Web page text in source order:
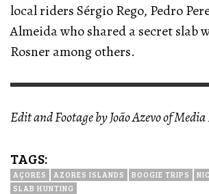
local riders Sérgio Rego, Pedro
Almeida who shared a secret slab
Rosner among others.
Edit and Footage by João Azevo of
TAGS:
AÇORES AZORES ISLANDS BOOGIE TRIPS
SLAB HUNTING